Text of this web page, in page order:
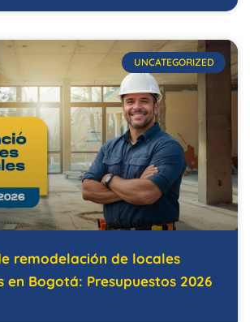
UNCATEGORIZED
remodelación de locales
en Bogotá: Presupuestos 2026